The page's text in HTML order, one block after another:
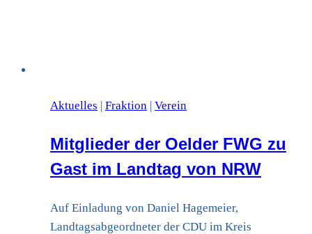
Aktuelles | Fraktion | Verein
Mitglieder der Oelder FWG zu
Gast im Landtag von NRW
Auf Einladung von Daniel Hagemeier,
Landtagsabgeordneter der CDU im Kreis